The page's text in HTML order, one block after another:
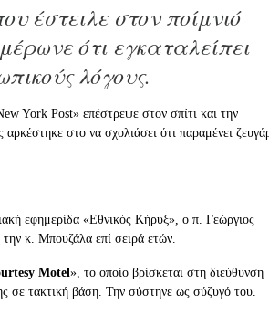
έστειλε στον ποίμνιό
ότι εγκαταλείπει
λόγους.
York Post» επέστρεψε στον σπίτι και την
στο να σχολιάσει ότι παραμένει
εφημερίδα «Εθνικός Κήρυξ», ο π. Γεώργιος
κ. Μπουζάλα επί σειρά ετών.
Motel», το οποίο βρίσκεται στη διεύθυνση
σε τακτική βάση. Την σύστηνε ως σύζυγό του.